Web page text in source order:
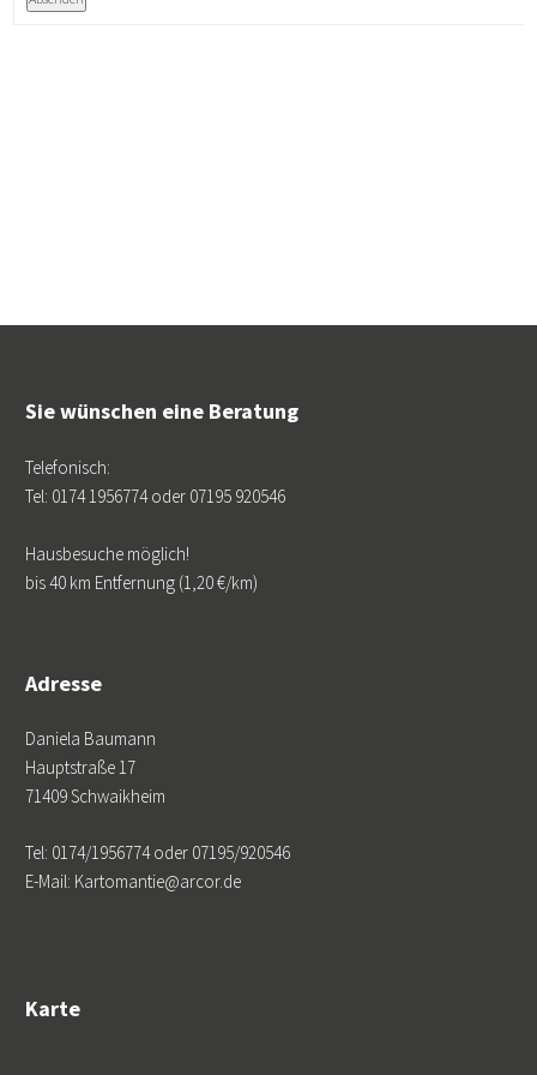
Sie wünschen eine Beratung
Telefonisch:
Tel: 0174 1956774 oder 07195 920546
Hausbesuche möglich!
bis 40 km Entfernung (1,20 €/km)
Adresse
Daniela Baumann
Hauptstraße 17
71409 Schwaikheim
Tel: 0174/1956774 oder 07195/920546
E-Mail: Kartomantie@arcor.de
Karte